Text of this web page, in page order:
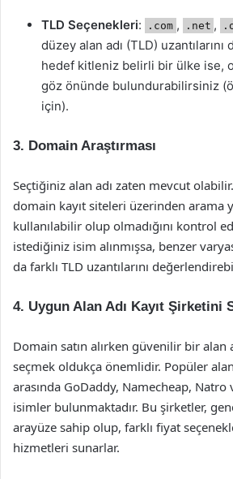
TLD Seçenekleri: .com , .net ,
düzey alan adı (TLD)
hedef kitleniz belirli bir ülke ise,
göz önünde bulundurabilirsiniz
için).
3. Domain Araştırması
Seçtiğiniz alan adı zaten mevcut
domain kayıt siteleri üzerinden arama
kullanılabilir olup olmadığını kontrol
istediğiniz isim alınmışsa, benzer
da farklı TLD uzantılarını
4. Uygun Alan Adı Kayıt Şirketini
Domain satın alırken güvenilir bir alan
seçmek oldukça önemlidir. Popüler
arasında GoDaddy, Namecheap,
isimler bulunmaktadır. Bu şirketler,
arayüze sahip olup, farklı fiyat
hizmetleri sunarlar.